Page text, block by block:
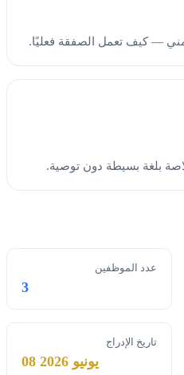
— كيف تعمل الصفقة فعليًا.
بلغة بسيطة دون توصية.
عدد الموظفين
3
تاريخ الإدراج
08 يونيو 2026